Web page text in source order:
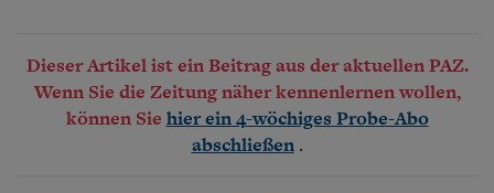
Dieser Artikel ist ein Beitrag aus der aktuellen PAZ.
Wenn Sie die Zeitung näher kennenlernen wollen,
können Sie hier ein 4-wöchiges Probe-Abo
abschließen .